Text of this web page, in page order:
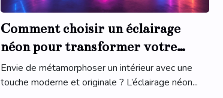
Comment choisir un éclairage
néon pour transformer votre
espace ?
Envie de métamorphoser un intérieur avec une
touche moderne et originale ? L’éclairage néon...